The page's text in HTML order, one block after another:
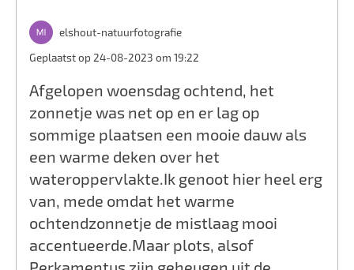
elshout-natuurfotografie
Geplaatst op 24-08-2023 om 19:22
Afgelopen woensdag ochtend, het
zonnetje was net op en er lag op
sommige plaatsen een mooie dauw als
een warme deken over het
wateroppervlakte.Ik genoot hier heel erg
van, mede omdat het warme
ochtendzonnetje de mistlaag mooi
accentueerde.Maar plots, alsof